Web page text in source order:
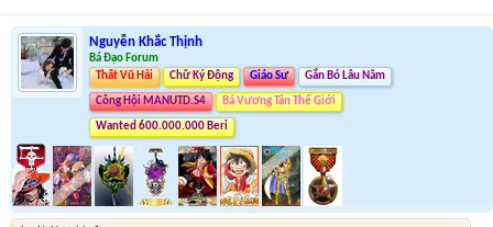
Nguyễn Khắc Thịnh
Bá Đạo Forum
Thất Vũ Hải
Chữ Ký Động Giáo Sư Gắn Bó Lâu Năm
Công Hội MANUTD.S4 Bá Vương Tân Thế Giới
Wanted 600.000.000 Beri